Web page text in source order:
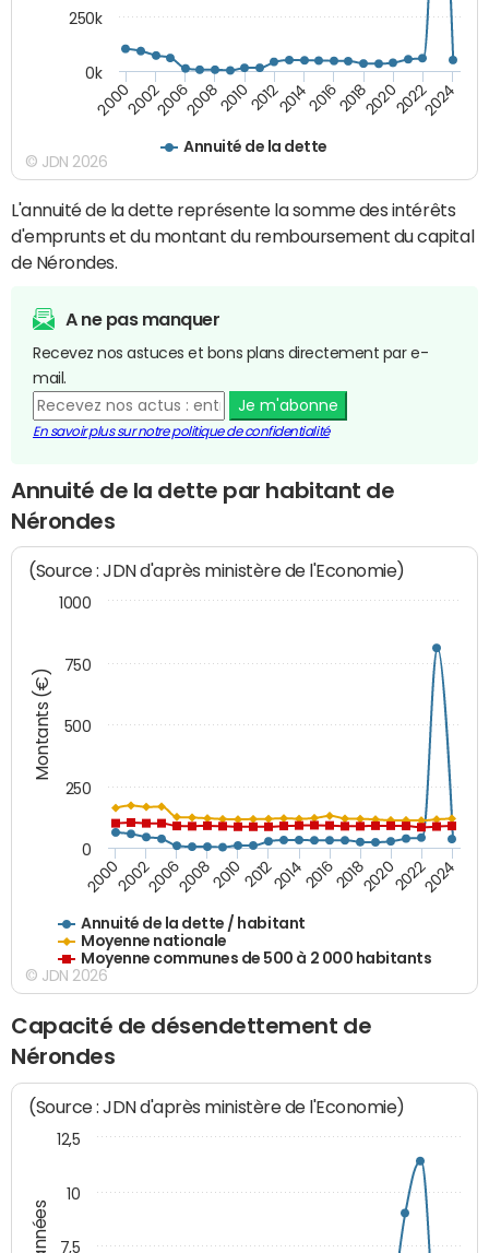
Annuité de la dette
200020022006200820102012201420162018202020222024
0k
250k
© JDN 2026
L'annuité de la dette représente la somme des intérêts
d'emprunts et du montant du remboursement du capital
de Nérondes.
A ne pas manquer
Recevez nos astuces et bons plans directement par e-
mail.
Je m'abonne
En savoir plus sur notre politique de confidentialité
Annuité de la dette par habitant de
Nérondes
Montants (€)
(Source : JDN d'après ministère de l'Economie)
Annuité de la dette / habitant
Moyenne nationale
Moyenne communes de 500 à 2 000 habitants
200020022006200820102012201420162018202020222024
0
250
500
750
1000
© JDN 2026
Capacité de désendettement de
Nérondes
(Source : JDN d'après ministère de l'Economie)
7,5
10
12,5